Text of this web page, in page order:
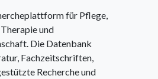
für Pflege,
und
Die Datenbank
Fachzeitschriften,
Recherche und